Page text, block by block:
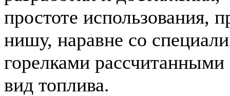
простоте использования,
нишу, наравне со
горелками
вид топлива.